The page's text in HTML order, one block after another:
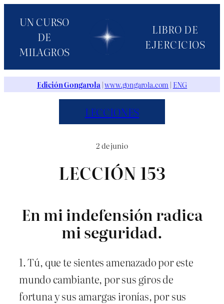
contenido
UN CURSO
DE
MILAGROS
LIBRO DE
EJERCICIOS
Edición Gongarola |www.gongarola.com | ENG
LECCIONES
2 de junio
LECCIÓN 153
En mi indefensión radica
mi seguridad.
1. Tú, que te sientes amenazado por este
mundo cambiante, por sus giros de
fortuna y sus amargas ironías, por sus